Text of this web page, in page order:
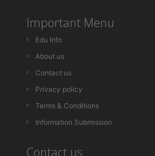
Important Menu
Edu Info
About us
Contact us
Privacy policy
Terms & Conditions
Information Submission
Contact us